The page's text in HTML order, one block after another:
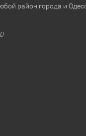
район города и